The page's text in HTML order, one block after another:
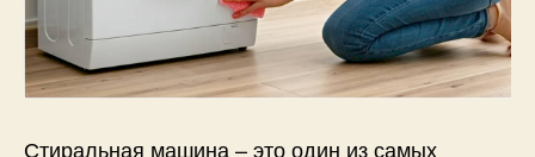
Стиральная машина – это один из самых